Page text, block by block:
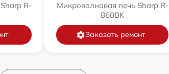
R-
Микроволновая печь Sharp R-
860BK
Заказать ремонт